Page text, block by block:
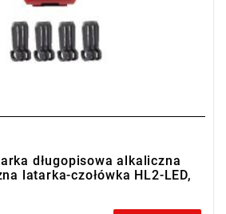
długopisowa alkaliczna
latarka-czołówka HL2-LED,